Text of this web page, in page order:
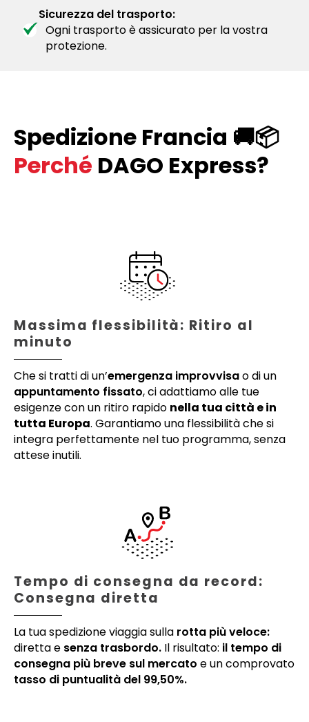
Sicurezza del trasporto:
Ogni trasporto è assicurato per la vostra
protezione.
Spedizione Francia 🚚📦
Perché DAGO Express?
Massima flessibilità: Ritiro al
minuto
Che si tratti di un’emergenza improvvisao di un
appuntamento fissato, ci adattiamo alle tue
esigenze con un ritiro rapido nella tua città e in
tutta Europa. Garantiamo una flessibilità che si
integra perfettamente nel tuo programma, senza
attese inutili.
Tempo di consegna da record:
Consegna diretta
La tua spedizione viaggia sulla rotta più veloce:
diretta e senza trasbordo. Il risultato: il tempo di
consegna più breve sul mercato e un comprovato
tasso di puntualità del 99,50%.